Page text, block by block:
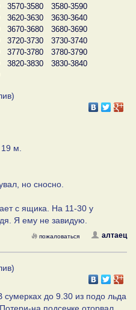
3570-3580
3580-3590
3620-3630
3630-3640
3670-3680
3680-3690
3720-3730
3730-3740
3770-3780
3780-3790
3820-3830
3830-3840
м.
но сносно.
с ящика. На 11-30 у
Я ему не завидую.
алтаец
пожаловаться
до 9.30 из подо льда
на подсечке оторвал